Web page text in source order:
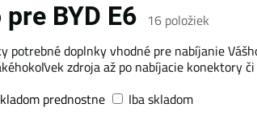
BYD E6 16 položiek
potrebné doplnky vhodné pre nabíjanie
zdroja až po nabíjacie konektory
prednostne Iba skladom